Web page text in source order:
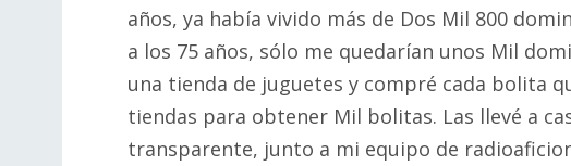
años, ya había vivido más de Dos Mil 800
a los 75 años, sólo me quedarían unos Mil
una tienda de juguetes y compré cada bolita
tiendas para obtener Mil bolitas. Las llevé a
transparente, junto a mi equipo de